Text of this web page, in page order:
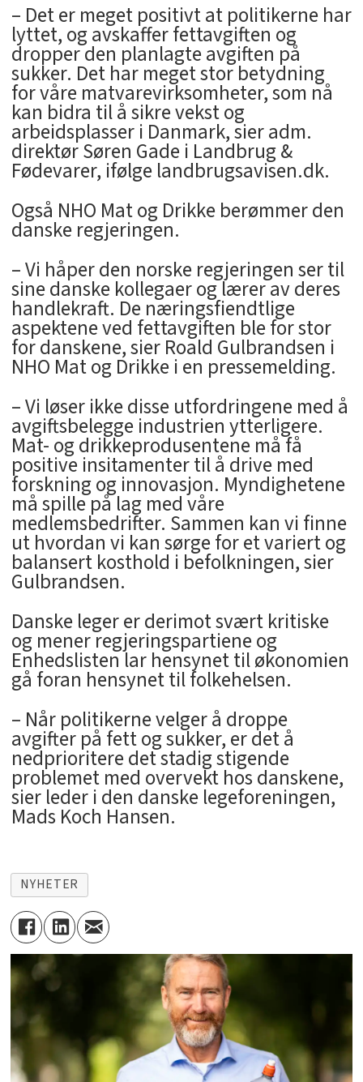
– Det er meget positivt at politikerne har
lyttet, og avskaffer fettavgiften og
dropper den planlagte avgiften på
sukker. Det har meget stor betydning
for våre matvarevirksomheter, som nå
kan bidra til å sikre vekst og
arbeidsplasser i Danmark, sier adm.
direktør Søren Gade i Landbrug &
Fødevarer, ifølge landbrugsavisen.dk.
Også NHO Mat og Drikke berømmer den
danske regjeringen.
– Vi håper den norske regjeringen ser til
sine danske kollegaer og lærer av deres
handlekraft. De næringsfiendtlige
aspektene ved fettavgiften ble for stor
for danskene, sier Roald Gulbrandsen i
NHO Mat og Drikke i en pressemelding.
– Vi løser ikke disse utfordringene med å
avgiftsbelegge industrien ytterligere.
Mat- og drikkeprodusentene må få
positive insitamenter til å drive med
forskning og innovasjon. Myndighetene
må spille på lag med våre
medlemsbedrifter. Sammen kan vi finne
ut hvordan vi kan sørge for et variert og
balansert kosthold i befolkningen, sier
Gulbrandsen.
Danske leger er derimot svært kritiske
og mener regjeringspartiene og
Enhedslisten lar hensynet til økonomien
gå foran hensynet til folkehelsen.
– Når politikerne velger å droppe
avgifter på fett og sukker, er det å
nedprioritere det stadig stigende
problemet med overvekt hos danskene,
sier leder i den danske legeforeningen,
Mads Koch Hansen.
NYHETER